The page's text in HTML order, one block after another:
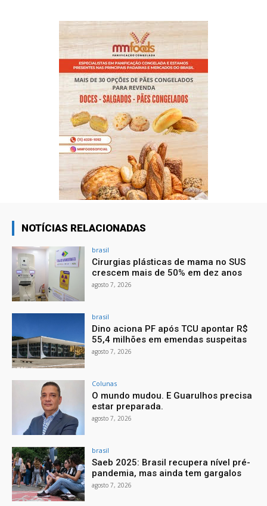
NOTÍCIAS RELACIONADAS
brasil
Cirurgias plásticas de mama no SUS
crescem mais de 50% em dez anos
agosto 7, 2026
brasil
Dino aciona PF após TCU apontar R$
55,4 milhões em emendas suspeitas
agosto 7, 2026
Colunas
O mundo mudou. E Guarulhos precisa
estar preparada.
agosto 7, 2026
brasil
Saeb 2025: Brasil recupera nível pré-
pandemia, mas ainda tem gargalos
agosto 7, 2026